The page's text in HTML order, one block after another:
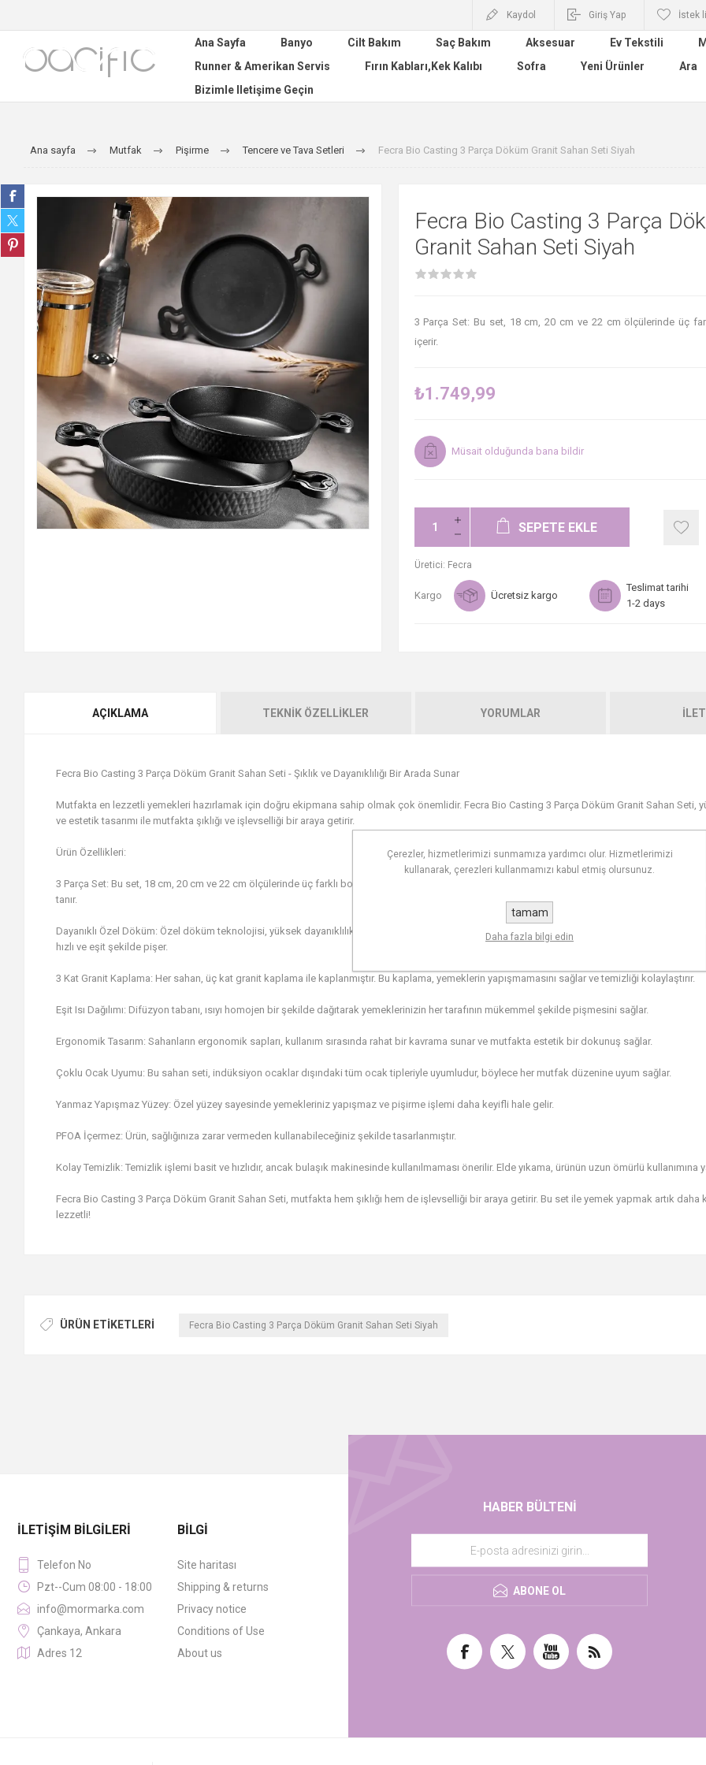
Kaydol Giriş Yap İstek
Ana Sayfa Banyo Cilt Bakım Saç Bakım Aksesuar Ev Tekstili
Runner & Amerikan Servis
Fırın Kabları,Kek Kalıbı Sofra Yeni Ürünler Ara
Bizimle Iletişime Geçin
Ana sayfa Mutfak Pişirme Tencere ve Tava Setleri Fecra Bio Casting 3 Parça Döküm Granit Sahan Seti Siyah
Fecra Bio Casting 3 Parça
Granit Sahan Seti Siyah
3 Parça Set: Bu set, 18 cm, 20 cm ve 22 cm ölçülerinde üç
içerir.
₺1.749,99
Müsait olduğunda bana bildir
SEPETE EKLE
Üretici: Fecra
Kargo Ücretsiz kargo
Teslimat tarihi
1-2 days
AÇIKLAMA TEKNIK ÖZELLIKLER YORUMLAR
Fecra Bio Casting 3 Parça Döküm Granit Sahan Seti - Şıklık ve Dayanıklılığı Bir Arada Sunar
Mutfakta en lezzetli yemekleri hazırlamak için doğru ekipmana sahip olmak çok önemlidir. Fecra Bio Casting 3 Parça Döküm Granit Sahan Seti,
ve estetik tasarımı ile mutfakta şıklığı ve işlevselliği bir araya getirir.
Ürün Özellikleri:
3 Parça Set: Bu set, 18 cm, 20 cm ve 22 cm ölçülerinde üç farklı boyutta sahan içerir. Farklı boyutlar, çeşitli yemekleri mükemmel şekilde
tanır.
Dayanıklı Özel Döküm: Özel döküm teknolojisi, yüksek dayanıklılık değerleri sunar ve minimum enerji kullanarak hızlı ısı transferi sağlar. Bu
hızlı ve eşit şekilde pişer.
3 Kat Granit Kaplama: Her sahan, üç kat granit kaplama ile kaplanmıştır. Bu kaplama, yemeklerin yapışmamasını sağlar ve temizliği kolaylaştırır.
Eşit Isı Dağılımı: Difüzyon tabanı, ısıyı homojen bir şekilde dağıtarak yemeklerinizin her tarafının mükemmel şekilde pişmesini sağlar.
Ergonomik Tasarım: Sahanların ergonomik sapları, kullanım sırasında rahat bir kavrama sunar ve mutfakta estetik bir dokunuş sağlar.
Çoklu Ocak Uyumu: Bu sahan seti, indüksiyon ocaklar dışındaki tüm ocak tipleriyle uyumludur, böylece her mutfak düzenine uyum sağlar.
Yanmaz Yapışmaz Yüzey: Özel yüzey sayesinde yemekleriniz yapışmaz ve pişirme işlemi daha keyifli hale gelir.
PFOA İçermez: Ürün, sağlığınıza zarar vermeden kullanabileceğiniz şekilde tasarlanmıştır.
Kolay Temizlik: Temizlik işlemi basit ve hızlıdır, ancak bulaşık makinesinde kullanılmaması önerilir. Elde yıkama, ürünün uzun ömürlü kullanımına
Fecra Bio Casting 3 Parça Döküm Granit Sahan Seti, mutfakta hem şıklığı hem de işlevselliği bir araya getirir. Bu set ile yemek yapmak artık daha
lezzetli!
ÜRÜN ETIKETLERI Fecra Bio Casting 3 Parça Döküm Granit Sahan Seti Siyah
HABER BÜLTENI
ABONE OL
İLETIŞIM BILGILERI
Telefon No
Pzt--Cum 08:00 - 18:00
info@mormarka.com
Çankaya, Ankara
Adres 12
BILGI
Site haritası
Shipping & returns
Privacy notice
Conditions of Use
About us
Çerezler, hizmetlerimizi sunmamıza yardımcı olur. Hizmetlerimizi
kullanarak, çerezleri kullanmamızı kabul etmiş olursunuz.
tamam
Daha fazla bilgi edin